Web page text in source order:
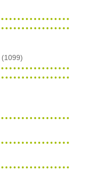
(1099)